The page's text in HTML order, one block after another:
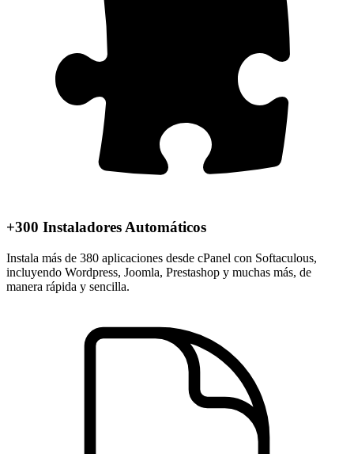
+300 Instaladores Automáticos
Instala más de 380 aplicaciones desde cPanel con Softaculous,
incluyendo Wordpress, Joomla, Prestashop y muchas más, de
manera rápida y sencilla.